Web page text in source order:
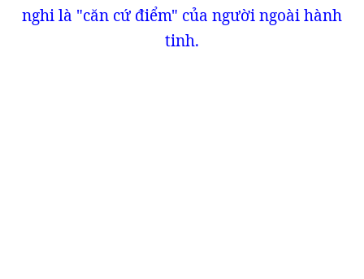
nghi là "căn cứ điểm" của người ngoài hành
tinh.